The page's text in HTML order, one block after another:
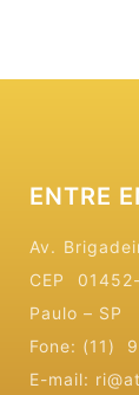
ENTRE
Av.
CEP
Paulo – SP
Fone: (11)
E-mail: